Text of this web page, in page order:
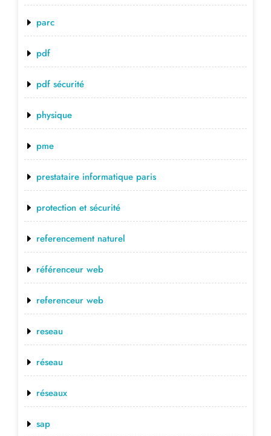
parc
pdf
pdf sécurité
physique
pme
prestataire informatique paris
protection et sécurité
referencement naturel
référenceur web
referenceur web
reseau
réseau
réseaux
sap